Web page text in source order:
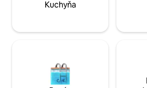
vírivka v spoločných priestoroch, ale vo
Kuchyňa